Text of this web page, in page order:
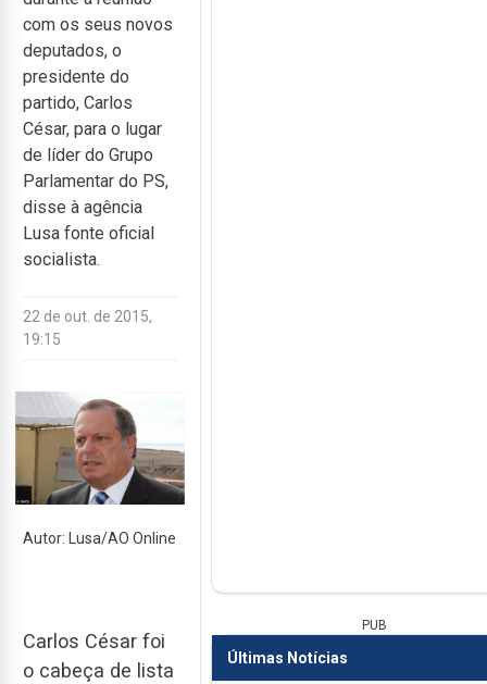
com os seus novos
deputados, o
presidente do
partido, Carlos
César, para o lugar
de líder do Grupo
Parlamentar do PS,
disse à agência
Lusa fonte oficial
socialista.
22 de out. de 2015,
19:15
Autor: Lusa/AO Online
Carlos César foi
o cabeça de lista
PUB
Últimas Notícias